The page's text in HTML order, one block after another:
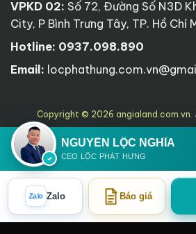
VPKD 02: Số 72, Đường Số N3D
City, P Bình Trưng Tây, TP. Hồ Chí
Hotline: 0937.098.890
Email:
Copyright © 2026 angialand.com.vn.
NGUYỄN LỘC NGHĨA
CEO LỘC PHÁT HƯNG
Zalo Zalo Báo giá